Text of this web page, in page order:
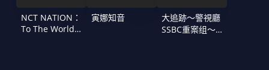
NCT NATION：
To The World
寅娜知音
大追跡〜警視廳
SSBC重案组〜